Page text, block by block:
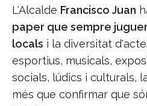
L'Alcalde Francisco Juan
paper que sempre
locals i la diversitat
esportius, musicals,
socials, lúdics i culturals,
més que confirmar que